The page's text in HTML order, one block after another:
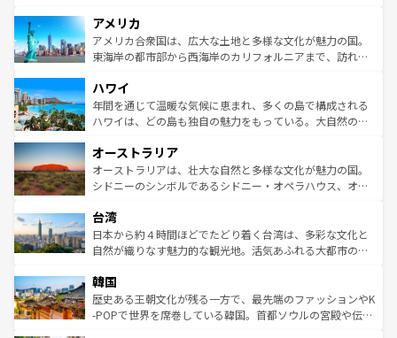
ンツ一覧を参照してほしい。
の建物がそのまま残る町や、スイスならではのユニークな
博物館もあり、アルプス観光だけでなく町歩きも満喫する
ことができる。国民の所得が高いため物価も高いが、旅行
ば市内交通費無料で観光を楽しむこともできる。 なお、新
着のスイス情報はコンテンツ一覧 を参照してほしい。
アメリカ
アメリカ合衆国は、広大な土地と多様な文化が魅力の国。
東海岸の都市部から西海岸のカリフォルニアまで、訪れる
のような巨大都市は、観光、ショッピング、エンターテイ
ンメントが詰まった刺激的なスポットだ。一方、アメリカ
西部には大自然が広がり、グランドキャニオンやイエロー
部のニューオーリンズでは、音楽と美食が融合した独特の
文化が魅力。旅行者はアメリカの各地域で異なる魅力を楽
しみながら、その多様性と豊かな歴史を感じることができ
ならではの贅沢な旅のスタイルだ。 なお、新着のアメリカ
情報はコンテンツ一覧を参照してほしい。
ハワイ
年間を通じて温暖な気候に恵まれ、多くの島で構成される
ハワイは、どの島も独自の魅力をもっている。大自然の神
ワイ島は見逃せない。また、定番の観光地といえばオアフ
島だが、静かな自然を求めるならマウイ島やカウアイ島が
おすすめ。エメラルドグリーンに輝く海をはじめ、豊かな
れるおもてなしの心で訪れる人々を迎えてくれるハワイの
人々、おいしいローカルフードやハワイアンミュージッ
ク、伝統的なフラダンスなど、すべてがハワイの魅力を彩
ワイを、存分に味わってほしい。 なお、新着のハワイ情報
はコンテンツ一覧を参照してほしい。
オーストラリア
オーストラリアは、壮大な自然と多様な文化が魅力の国。
シドニーのシンボルであるシドニー・オペラハウス、オー
リアリーフや大陸中央部にそびえるウルル（エアーズロッ
ク）、タスマニアの美しい原生林やケアンズの熱帯雨林な
ど、見どころがたくさん。また、カフェやワイン、オージ
いる。アクティビティも充実しており、サーフィンやダイ
ビング、ハイキングなど、アウトドア好きにはたまらな
い。オーストラリアの多彩な魅力を存分に味わいつくそ
台湾
日本から約４時間ほどでたどり着く台湾は、多彩な文化と
自然が織りなす魅力的な観光地。活気あふれる大都市の台
ン）、静ひつな山岳地帯である台湾東部など、都市の喧騒
と山間の静けさが共存しており、訪れる人に新しい発見と
驚きをもたらしてくれる。また、奥深い台湾の食文化も魅
韓国
歴史ある王朝文化が残る一方で、最先端のファッションやK
-POPで世界を席巻している韓国。首都ソウルの宮殿や伝統